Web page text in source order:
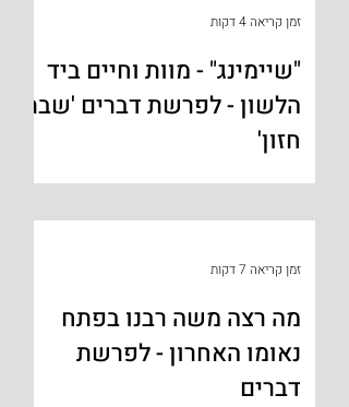
"שיימינג" - מוות וחיים ביד
הלשון - לפרשת דברים 'שבת
חזון'
השבת נתחיל לקרוא אי"ה את ספר
על שם הפרשה הראשונה, אך למעשה
זמן קריאה 4 דקות
מה רצה משה רבנו בפתח
נאומו האחרון - לפרשת
דברים
זמן קריאה 7 דקות